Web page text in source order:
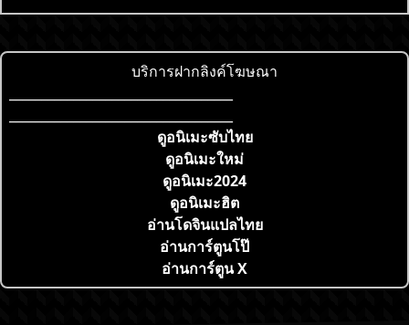
บริการฝากลิงค์โฆษณา
ดูอนิเมะซับไทย
ดูอนิเมะใหม่
ดูอนิเมะ2024
ดูอนิเมะฮิต
อ่านโดจินแปลไทย
อ่านการ์ตูนโป๊
อ่านการ์ตูน X